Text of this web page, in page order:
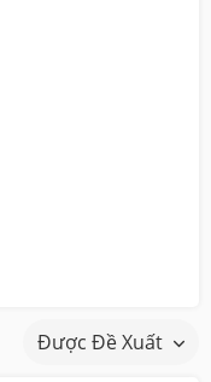
Được Đề Xuất